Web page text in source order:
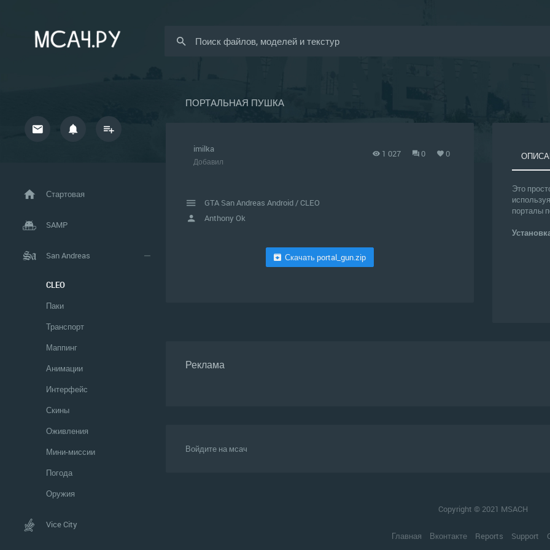
Стартовая
SAMP
San Andreas
CLEO
Паки
Транспорт
Маппинг
Анимации
Интерфейс
Скины
Оживления
Мини-миссии
Погода
Оружия
Vice City
ПОРТАЛЬНАЯ ПУШКА
1 027 0 0
imilka
Добавил
GTA San Andreas Android/ CLEO
Anthony Ok
Скачать portal_gun.zip
Это
порталы
Реклама
Войдите на мсач
Copyright © 2021 MSACH
Главная Вконтакте Reports Support